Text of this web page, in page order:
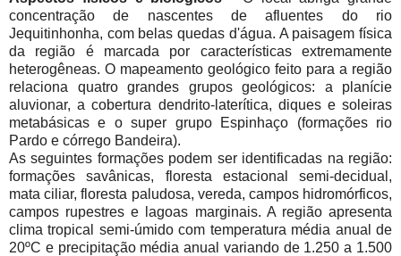
concentração de nascentes de afluentes do rio
Jequitinhonha, com belas quedas d'água. A paisagem física
da região é marcada por características extremamente
heterogêneas. O mapeamento geológico feito para a região
relaciona quatro grandes grupos geológicos: a planície
aluvionar, a cobertura dendrito-laterítica, diques e soleiras
metabásicas e o super grupo Espinhaço (formações rio
Pardo e córrego Bandeira).
As seguintes formações podem ser identificadas na região:
formações savânicas, floresta estacional semi-decidual,
mata ciliar, floresta paludosa, vereda, campos hidromórficos,
campos rupestres e lagoas marginais. A região apresenta
clima tropical semi-úmido com temperatura média anual de
20ºC e precipitação média anual variando de 1.250 a 1.500